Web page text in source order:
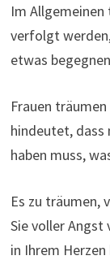
Im Allgemeinen
verfolgt
etwas
Frauen
hindeutet, dass
haben muss,
Es zu träumen,
Sie voller Angst
in Ihrem